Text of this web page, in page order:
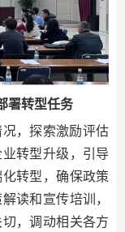
署转型任务
，探索激励评估
转型升级，引导
转型，确保政策
读和宣传培训，
，调动相关各方